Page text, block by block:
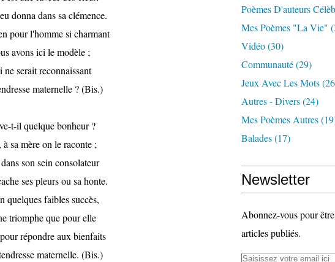
donna dans sa clémence.
pour l'homme si charmant
avons ici le modèle ;
ne serait reconnaissant
maternelle ? (Bis.)
t-il quelque bonheur ?
sa mère on le raconte ;
son sein consolateur
ses pleurs ou sa honte.
quelques faibles succès,
triomphe que pour elle
répondre aux bienfaits
maternelle. (Bis.)
Poèmes D'auteurs
Mes Poèmes "la Vie"
Vidéo(30)
Communauté(29)
Jeux Avec Les Mots
Autres - Divers(24)
Mes Poèmes Autres
Balades(17)
Newsletter
Abonnez-vous pour
articles publiés.